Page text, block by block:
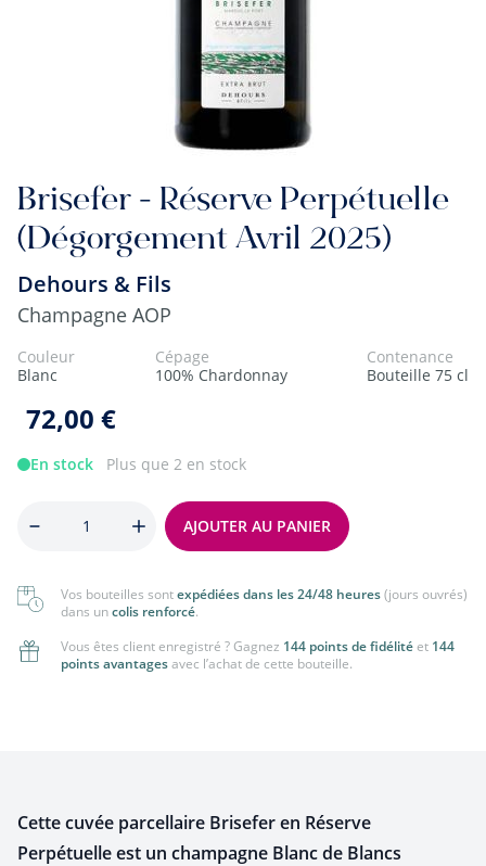
Brisefer - Réserve Perpétuelle
(Dégorgement Avril 2025)
Dehours & Fils
Champagne AOP
Couleur
Blanc
Cépage
100% Chardonnay
Contenance
Bouteille 75 cl
72,00 €
En stock Plus que 2 en stock
AJOUTER AU PANIER
Vos bouteilles sontexpédiées dans les 24/48 heures(jours ouvrés)
dans uncolis renforcé.
Vous êtes client enregistré ? Gagnez 144 points de fidélité et 144
points avantagesavec l’achat de cette bouteille.
Cette cuvée parcellaire Brisefer en Réserve
Perpétuelle est un champagne Blanc de Blancs